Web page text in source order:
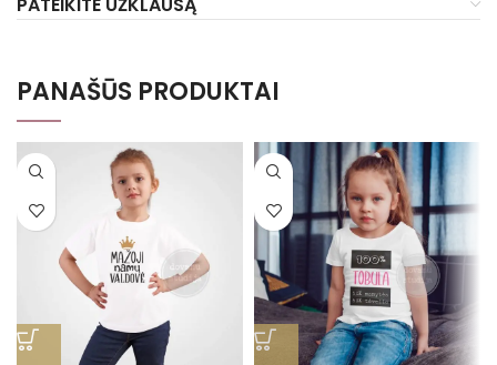
PANAŠŪS PRODUKTAI